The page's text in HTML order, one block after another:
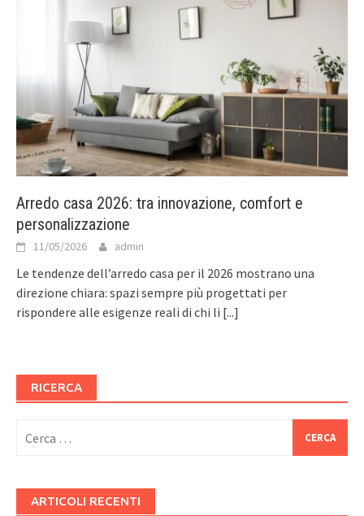
Arredo casa 2026: tra innovazione, comfort e
personalizzazione
11/05/2026 admin
Le tendenze dell’arredo casa per il 2026 mostrano una
direzione chiara: spazi sempre più progettati per
rispondere alle esigenze reali di chi li [...]
RICERCA
per:
ARTICOLI RECENTI